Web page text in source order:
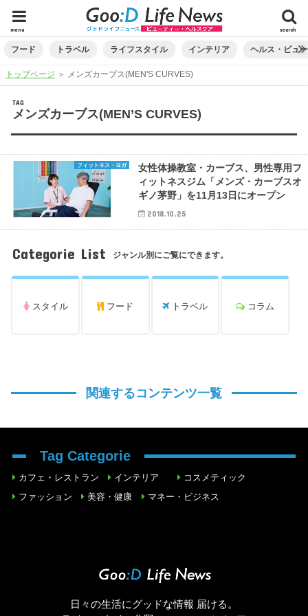
search
menu
フード トラベル ライフスタイル インテリア ヘルス・ビュ
トップページ ＞ メンズカーブス(MEN'S CURVES)
TAG
メンズカーブス(MEN’S CURVES)
フィットネス・ヨガ
女性体操教室・カーブス、男性専用フ
ィットネスジム「メンズ・カーブスオ
ギノ茅野」を11月13日にオープン
2018.10.25
Categorie List ジャンル別にご覧にできます。
スタイル フード トラベル コラム
関連するコンテンツ一覧
Tag Categorie
カフェ・レストラン インテリア
コスメティック
ファッション
美容・健康 マネー・ビジネス
日々の生活にグッドな情報 届ける。